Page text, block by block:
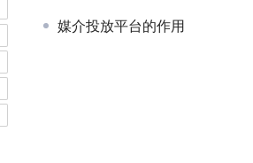
媒介投放平台的作用